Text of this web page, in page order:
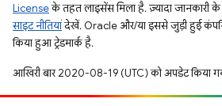
Licenseके तहत लाइसेंस मिला है. ज़्यादा जानकारी के
साइट नीतियांदेखें. Oracle और/या इससे जुड़ी हुई
किया हुआ ट्रेडमार्क है.
आखिरी बार 2020-08-19 (UTC) को अपडेट किया